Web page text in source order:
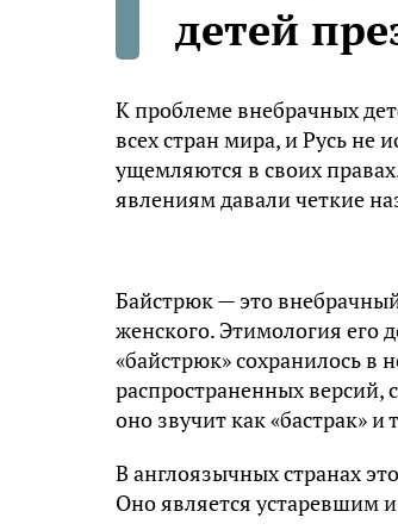
детей
К проблеме внебрачных
всех стран мира, и Русь не
ущемляются в своих
явлениям давали четкие
Байстрюк — это
женского. Этимология его
«байстрюк» сохранилось в
распространенных
оно звучит как «бастрак»
В англоязычных странах
Оно является устаревшим